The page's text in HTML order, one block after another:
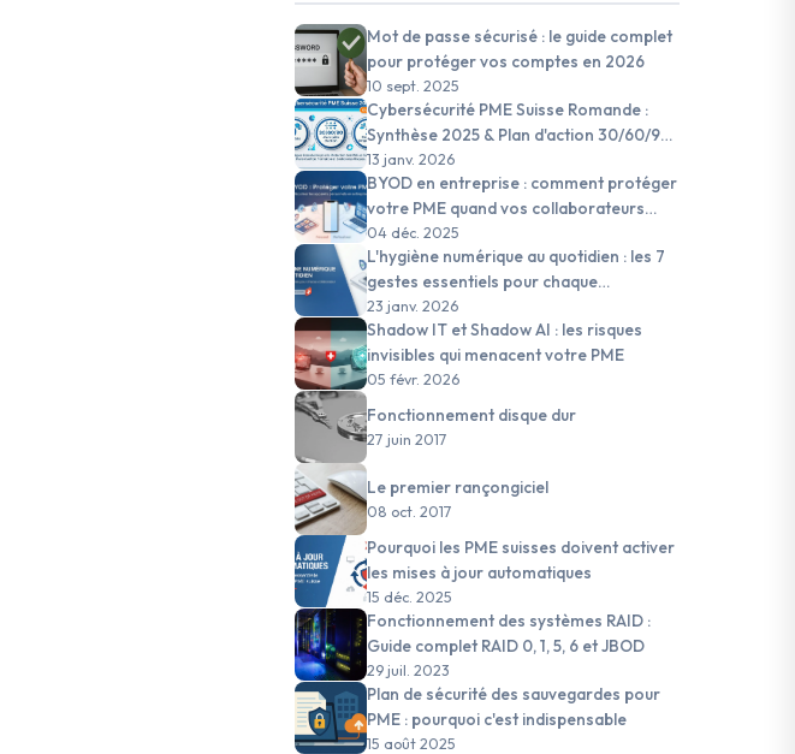
Mot de passe sécurisé : le guide complet
pour protéger vos comptes en 2026
10 sept. 2025
Cybersécurité PME Suisse Romande :
Synthèse 2025 & Plan d'action 30/60/90
jours pour 2026
13 janv. 2026
BYOD en entreprise : comment protéger
votre PME quand vos collaborateurs
utilisent leurs appareils personnels
04 déc. 2025
L'hygiène numérique au quotidien : les 7
gestes essentiels pour chaque
collaborateur de PME suisse
23 janv. 2026
Shadow IT et Shadow AI : les risques
invisibles qui menacent votre PME
05 févr. 2026
Fonctionnement disque dur
27 juin 2017
Le premier rançongiciel
08 oct. 2017
Pourquoi les PME suisses doivent activer
les mises à jour automatiques
15 déc. 2025
Fonctionnement des systèmes RAID :
Guide complet RAID 0, 1, 5, 6 et JBOD
29 juil. 2023
Plan de sécurité des sauvegardes pour
PME : pourquoi c'est indispensable
15 août 2025